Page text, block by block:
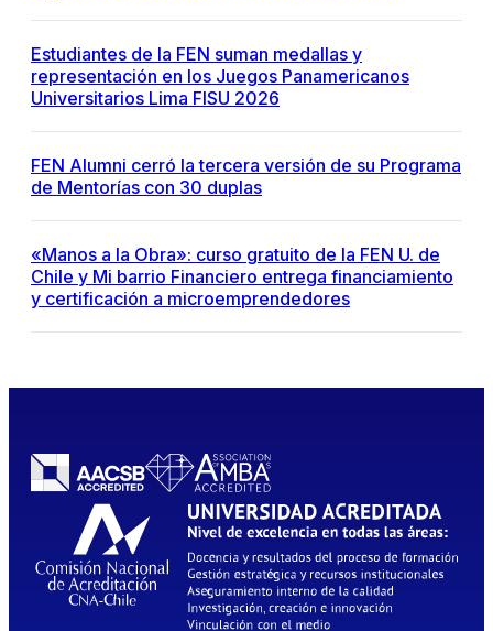
Estudiantes de la FEN suman medallas y
representación en los Juegos Panamericanos
Universitarios Lima FISU 2026
FEN Alumni cerró la tercera versión de su Programa
de Mentorías con 30 duplas
«Manos a la Obra»: curso gratuito de la FEN U. de
Chile y Mi barrio Financiero entrega financiamiento
y certificación a microemprendedores